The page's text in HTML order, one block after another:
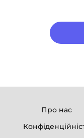
Про нас